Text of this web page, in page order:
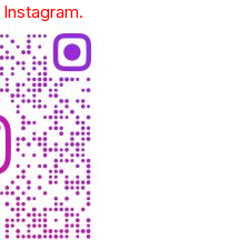
Instagram.